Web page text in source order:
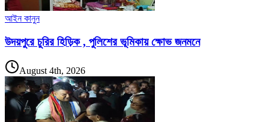
আইন কানুন
উদয়পুরে চুরির হিড়িক , পুলিশের ভূমিকায় ক্ষোভ জনমনে
August 4th, 2026